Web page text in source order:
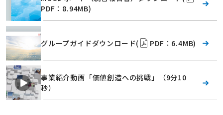
PDF：8.94MB)
グループガイドダウンロード( PDF：6.4MB)
事業紹介動画「価値創造への挑戦」（9分10
秒）